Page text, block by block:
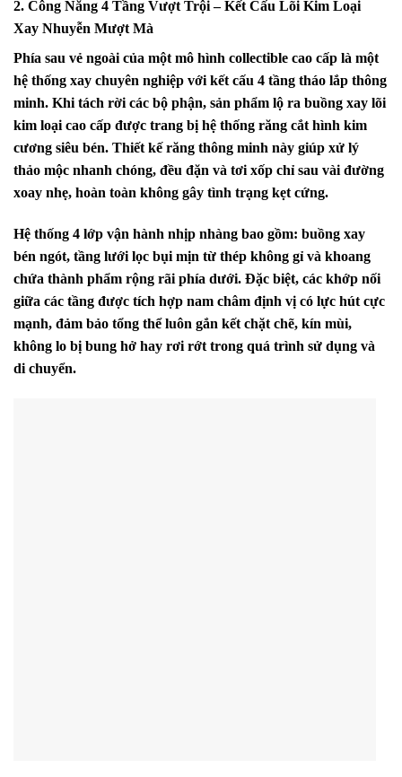
2. Công Năng 4 Tầng Vượt Trội – Kết Cấu Lõi Kim Loại
Xay Nhuyễn Mượt Mà
Phía sau vẻ ngoài của một mô hình collectible cao cấp là một
hệ thống xay chuyên nghiệp với kết cấu 4 tầng tháo lắp thông
minh. Khi tách rời các bộ phận, sản phẩm lộ ra buồng xay lõi
kim loại cao cấp được trang bị hệ thống răng cắt hình kim
cương siêu bén. Thiết kế răng thông minh này giúp xử lý
thảo mộc nhanh chóng, đều đặn và tơi xốp chỉ sau vài đường
xoay nhẹ, hoàn toàn không gây tình trạng kẹt cứng.
Hệ thống 4 lớp vận hành nhịp nhàng bao gồm: buồng xay
bén ngót, tầng lưới lọc bụi mịn từ thép không gỉ và khoang
chứa thành phẩm rộng rãi phía dưới. Đặc biệt, các khớp nối
giữa các tầng được tích hợp nam châm định vị có lực hút cực
mạnh, đảm bảo tổng thể luôn gắn kết chặt chẽ, kín mùi,
không lo bị bung hở hay rơi rớt trong quá trình sử dụng và
di chuyển.